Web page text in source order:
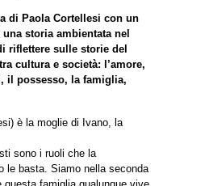
di Paola Cortellesi con un
storia ambientata nel
riflettere sulle storie del
cultura e società: l’amore,
il possesso, la famiglia,
è la moglie di Ivano, la
sono i ruoli che la
le basta. Siamo nella seconda